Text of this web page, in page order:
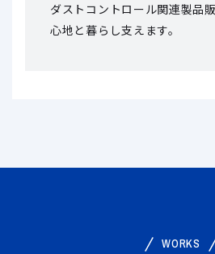
ダストコントロール関連製品
心地と暮らし支えます。
WORKS